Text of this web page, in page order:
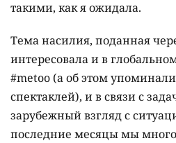
такими, как я ожидала.
Тема насилия, поданная
интересовала и в
#metoo (а об этом
спектаклей), и в связи с
зарубежный взгляд с
последние месяцы мы